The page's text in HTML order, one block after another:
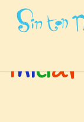
Inicio » Ingresar
Iniciar